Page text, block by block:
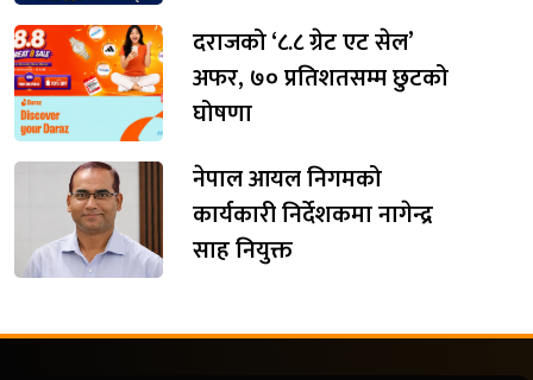
दराजको ‘८.८ ग्रेट एट सेल’
अफर, ७० प्रतिशतसम्म छुटको
घोषणा
नेपाल आयल निगमको
कार्यकारी निर्देशकमा नागेन्द्र
साह नियुक्त